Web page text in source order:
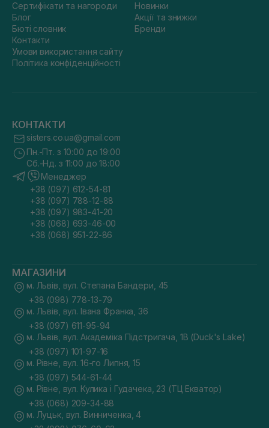
Сертифікати та нагороди
Блог
Бюті словник
Контакти
Умови використання сайту
Політика конфіденційності
Новинки
Акції та знижки
Бренди
КОНТАКТИ
sisters.co.ua@gmail.com
Пн.-Пт. з 10:00 до 19:00
Сб.-Нд. з 11:00 до 18:00
Менеджер
+38 (097) 612-54-81
+38 (097) 788-12-88
+38 (097) 983-41-20
+38 (068) 693-46-00
+38 (068) 951-22-86
МАГАЗИНИ
м. Львів, вул. Степана Бандери, 45
+38 (098) 778-13-79
м. Львів, вул. Івана Франка, 36
+38 (097) 611-95-94
м. Львів, вул. Академіка Підстригача, 1В (Duck's Lake)
+38 (097) 101-97-16
м. Рівне, вул. 16-го Липня, 15
+38 (097) 544-61-44
м. Рівне, вул. Кулика і Гудачека, 23 (ТЦ Екватор)
+38 (068) 209-34-88
м. Луцьк, вул. Винниченка, 4